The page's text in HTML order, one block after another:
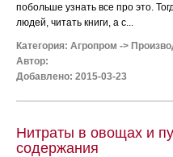
побольше узнать все про это.
людей, читать книги, а с...
Категория: Агропром ->
Автор:
Добавлено: 2015-03-23
Нитраты в овощах и
содержания